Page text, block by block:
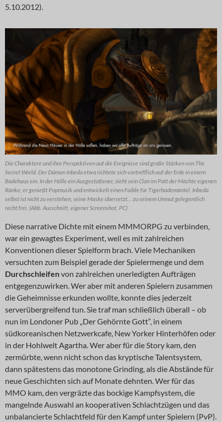
5.10.2012).
Die Charaktere und ihre Perspektiven auf die Ereignisse sind große Stärken von The
Secret World. Der Dämon Inbeda etwa richtete sich vortrefflich auf der Erde in einem
Badehaus ein. In der Hölle ein Ausgestoßener, zieht sein Clan im Patt der Mächte eigenen
Ränke, er genießt Popmusik und entwickelt einen Faible für Tigerbademäntel. Inbeda
selbst ist nicht zu verstehen, seine Maske übersetzt… zu seinem Unmut gelegentlich
recht frei. (Abb. Ausschnitt, eigener Screenshot, PC)
Diese narrative Dichte mit einem MMMORPG zu verbinden,
war ein gewagtes Experiment, weil es mit zahlreichen
Konventionen dieser Spielform brach. Viele Mechaniken
versuchten zum Beispiel gerade der Spielermenge und dem
Durchschleifenvon zahlreichen unerledigten Aufträgen
entgegenzuwirken. Wer aber mit anderen Spielern zusammen
die Geheimnisse erkunden wollte, konnte dies jederzeit
serverübergreifend tun. Sie traf man schließlich überall – ob
nun im Londoner Pub „Der Gehörnte Gott“, in einem
südkoreanischen Netzwerkcafe, New Yorker Hinterhöfen oder
in der Hohlwelt Agartha. Wer aber für die Story kam, den
zermürbte, wenn nicht schon das kryptische Talentsystem,
dann spätestens das monotone Grinding, als die Abstände für
neue Geschichten sich auf Monate dehnten. Wer für das
MMO kam, den vergräzte das bockige Kampfsystem, die
mangelnde Auswahl an kooperativen Schlachtzügen und das
unbalancierte Schlachtfeld für den Kampf unter Spielern (PvP).